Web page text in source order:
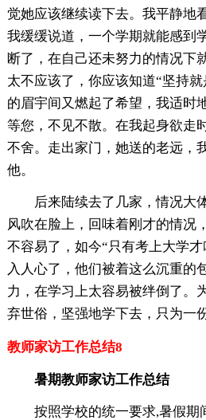
觉她应该继续读下去。我平静地
我缓缓说道，一个学期就能感到
断了，在自己还未努力的情况下
太不应该了，你应该知道“坚持
的眉宇间又燃起了希望，我适时
等您，不见不散。在我起身欲走
不舍。走出家门，她送的老远，
他。
后来陆续去了几家，情况大
风吹在脸上，回味着刚才的情况
不容易了，如今“只有考上大学
入人心了，他们被着这么沉重的
力，在学习上太容易被绊倒了。
弃世俗，坚强地学下去，只为一
教师家访工作总结8
暑期教师家访工作总结
按照学校的统一要求,暑假期